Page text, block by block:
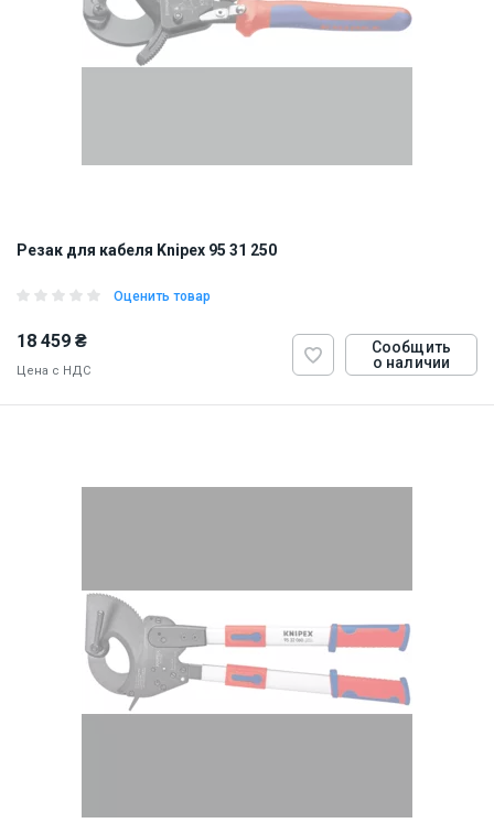
Резак для кабеля Knipex 95 31 250
Оценить товар
18 459 ₴
Цена с НДС
Сообщить
о наличии